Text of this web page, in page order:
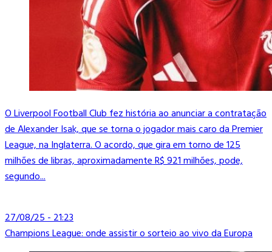
O Liverpool Football Club fez história ao anunciar a contratação
de Alexander Isak, que se torna o jogador mais caro da Premier
League, na Inglaterra. O acordo, que gira em torno de 125
milhões de libras, aproximadamente R$ 921 milhões, pode,
segundo...
27/08/25 - 21:23
Champions League: onde assistir o sorteio ao vivo da Europa